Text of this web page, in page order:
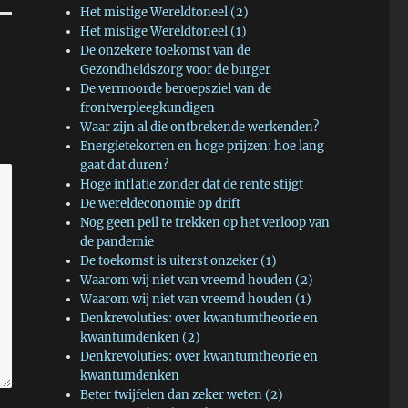
Het mistige Wereldtoneel (2)
Het mistige Wereldtoneel (1)
De onzekere toekomst van de
Gezondheidszorg voor de burger
De vermoorde beroepsziel van de
frontverpleegkundigen
Waar zijn al die ontbrekende werkenden?
Energietekorten en hoge prijzen: hoe lang
gaat dat duren?
Hoge inflatie zonder dat de rente stijgt
De wereldeconomie op drift
Nog geen peil te trekken op het verloop van
de pandemie
De toekomst is uiterst onzeker (1)
Waarom wij niet van vreemd houden (2)
Waarom wij niet van vreemd houden (1)
Denkrevoluties: over kwantumtheorie en
kwantumdenken (2)
Denkrevoluties: over kwantumtheorie en
kwantumdenken
Beter twijfelen dan zeker weten (2)